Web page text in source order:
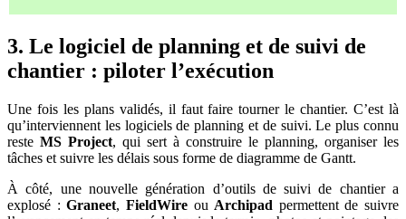
3. Le logiciel de planning et de suivi de
chantier : piloter l’exécution
Une fois les plans validés, il faut faire tourner le chantier. C’est là
qu’interviennent les logiciels de planning et de suivi. Le plus connu
reste MS Project, qui sert à construire le planning, organiser les
tâches et suivre les délais sous forme de diagramme de Gantt.
À côté, une nouvelle génération d’outils de suivi de chantier a
explosé :Graneet, FieldWireou Archipad permettent de suivre